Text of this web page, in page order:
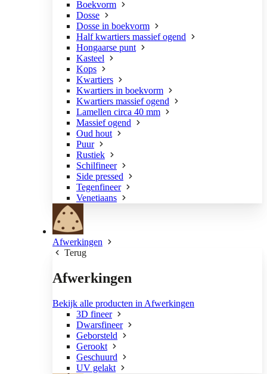
Boekvorm
Dosse
Dosse in boekvorm
Half kwartiers massief ogend
Hongaarse punt
Kasteel
Kops
Kwartiers
Kwartiers in boekvorm
Kwartiers massief ogend
Lamellen circa 40 mm
Massief ogend
Oud hout
Puur
Rustiek
Schilfineer
Side pressed
Tegenfineer
Venetiaans
Afwerkingen
Terug
Afwerkingen
Bekijk alle producten in Afwerkingen
3D fineer
Dwarsfineer
Geborsteld
Gerookt
Geschuurd
UV gelakt